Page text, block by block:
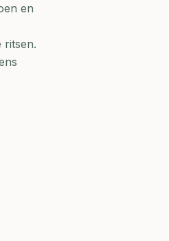
en
ritsen.